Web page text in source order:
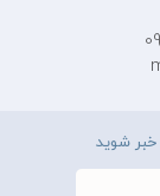
شوید